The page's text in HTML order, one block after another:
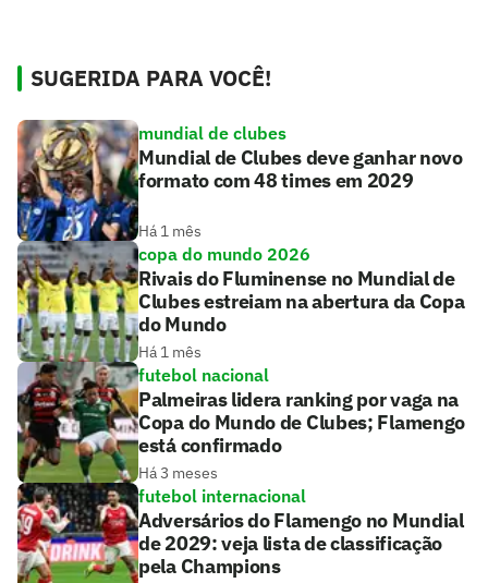
SUGERIDA PARA VOCÊ!
mundial de clubes
Mundial de Clubes deve ganhar novo
formato com 48 times em 2029
Há 1 mês
copa do mundo 2026
Rivais do Fluminense no Mundial de
Clubes estreiam na abertura da Copa
do Mundo
Há 1 mês
futebol nacional
Palmeiras lidera ranking por vaga na
Copa do Mundo de Clubes; Flamengo
está confirmado
Há 3 meses
futebol internacional
Adversários do Flamengo no Mundial
de 2029: veja lista de classificação
pela Champions